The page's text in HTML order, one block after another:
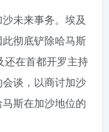
未来事务。埃及
彻底铲除哈马斯
还在首都开罗主持
谈，以商讨加沙
斯在加沙地位的